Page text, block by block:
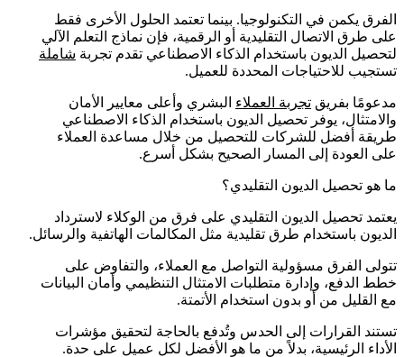
الفرق يكمن في التكنولوجيا. بينما تعتمد الحلول الأخرى فقط
على طرق الاتصال التقليدية أو الرقمية، فإن نماذج التعلم الآلي
لتحصيل الديون باستخدام الذكاء الاصطناعي تقدم تجربة شاملة
تستجيب للاحتياجات المحددة للعميل.
مدعومًا بفريق تجربة العملاء البشري وأعلى معايير الأمان
والامتثال، يوفر تحصيل الديون باستخدام الذكاء الاصطناعي
طريقة أفضل للشركات للتحصيل من خلال مساعدة العملاء
على العودة إلى المسار الصحيح بشكل أسرع.
ما هو تحصيل الديون التقليدي؟
يعتمد تحصيل الديون التقليدي على فرق من الوكلاء لاسترداد
الديون باستخدام طرق تقليدية مثل المكالمات الهاتفية والرسائل.
تتولى الفرق مسؤولية التواصل مع العملاء، والتفاوض على
خطط الدفع، وإدارة متطلبات الامتثال التنظيمي وأمان البيانات
مع القليل من أو بدون استخدام الأتمتة.
تستند القرارات إلى الحدس وتُدفع بالحاجة لتحقيق مؤشرات
الأداء الرئيسية، بدلاً من ما هو الأفضل لكل عميل على حدة.